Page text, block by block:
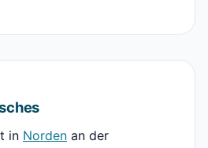
in Norden an der